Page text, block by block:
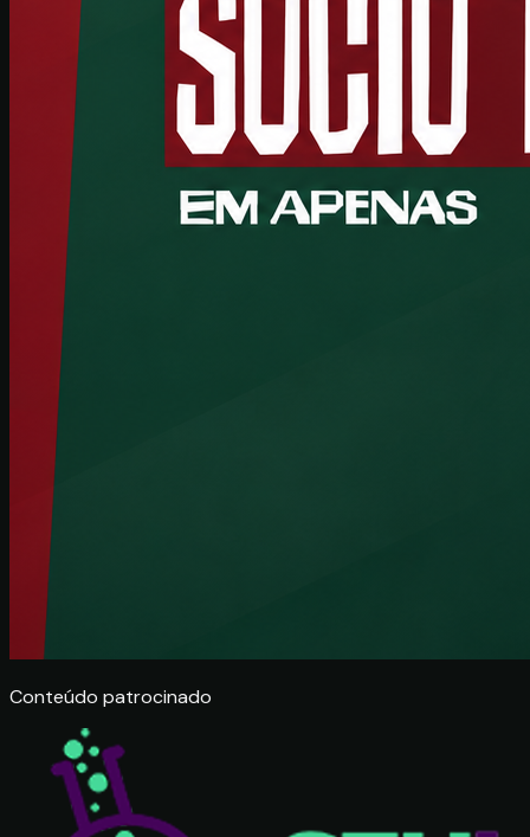
Conteúdo patrocinado